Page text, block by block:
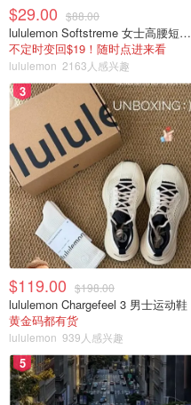
$29.00 $88.00
lululemon Softstreme 女士高腰短裤 10cm
不定时变回$19！随时点进来看
lululemon 2163人感兴趣
3
$119.00 $198.00
lululemon Chargefeel 3 男士运动鞋
黄金码都有货
lululemon 939人感兴趣
5